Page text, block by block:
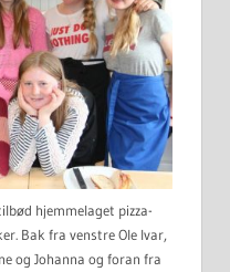
hjemmelaget pizza-
Bak fra venstre Ole Ivar,
og Johanna og foran fra